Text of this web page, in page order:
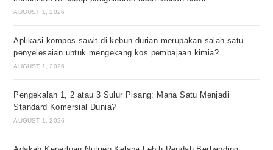
AUGUST 1, 2026
Aplikasi kompos sawit di kebun durian merupakan salah satu
penyelesaian untuk mengekang kos pembajaan kimia?
AUGUST 1, 2026
Pengekalan 1, 2 atau 3 Sulur Pisang: Mana Satu Menjadi
Standard Komersial Dunia?
AUGUST 1, 2026